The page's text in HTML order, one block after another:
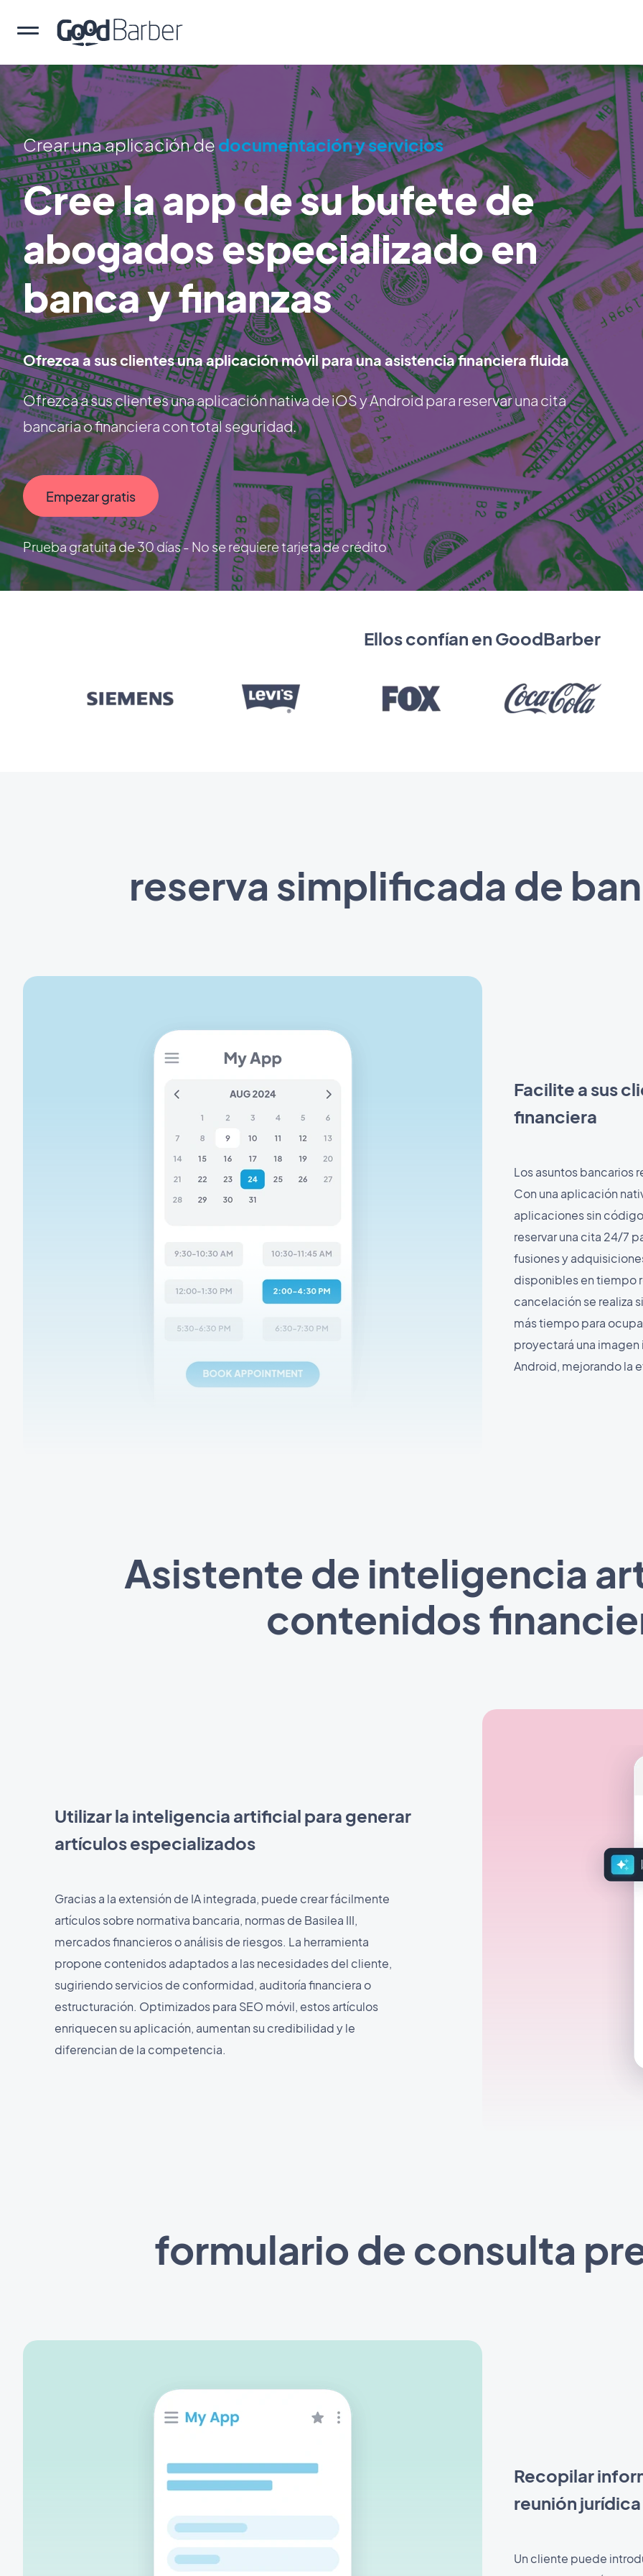
Crear una aplicación dedocumentación y servicios
Cree la app de su bufete de
abogados especializado en
banca y finanzas
Ofrezca a sus clientes una aplicación móvil para una asistencia financiera fluida
Ofrezca a sus clientes una aplicación nativa de iOS y Android para reservar una cita
bancaria o financiera con total seguridad.
Empezar gratis
Prueba gratuita de 30 días - No se requiere tarjeta de crédito
Ellos confían en GoodBarber
reserva simplificada de
Facilite a sus
financiera
Los asuntos bancarios
Con una aplicación
aplicaciones sin
reservar una cita 24/7
fusiones y
disponibles en tiempo
cancelación se realiza
más tiempo para
proyectará una
Android, mejorando la
Asistente de inteligencia
contenidos
Utilizar la inteligencia artificial para generar
artículos especializados
Gracias a la extensión de IA integrada, puede crear fácilmente
artículos sobre normativa bancaria, normas de Basilea III,
mercados financieros o análisis de riesgos. La herramienta
propone contenidos adaptados a las necesidades del cliente,
sugiriendo servicios de conformidad, auditoría financiera o
estructuración. Optimizados para SEO móvil, estos artículos
enriquecen su aplicación, aumentan su credibilidad y le
diferencian de la competencia.
formulario de consulta
Recopilar
reunión jurídica
Un cliente puede